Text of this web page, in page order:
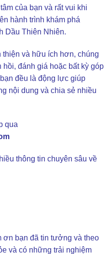
của bạn và rất vui khi
hành trình khám phá
Dầu Thiên Nhiên.
và hữu ích hơn, chúng
đánh giá hoặc bất kỳ góp
đều là động lực giúp
nội dung và chia sẻ nhiều
qua
thông tin chuyên sâu về
ơn bạn đã tin tưởng và theo
và có những trải nghiệm